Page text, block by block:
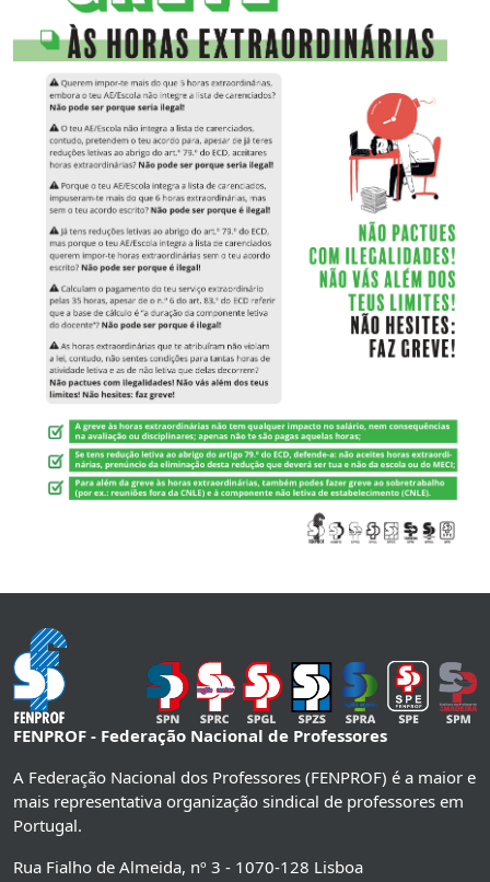
FENPROF - Federação Nacional de Professores
A Federação Nacional dos Professores (FENPROF) é a maior e
mais representativa organização sindical de professores em
Portugal.
Rua Fialho de Almeida, nº 3 - 1070-128 Lisboa